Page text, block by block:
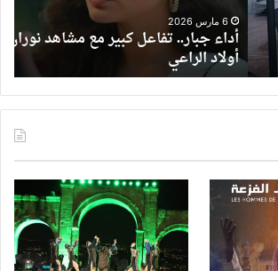
كبير مع مشاهد نوران ماجد في مسلسل
في